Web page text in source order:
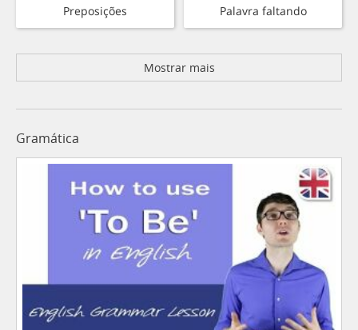
Preposições Palavra faltando
Mostrar mais
Gramática